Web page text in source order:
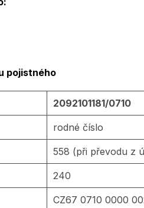
pojistného
2092101181/0710
rodné číslo
558 (při převodu z
240
CZ67 0710 0000